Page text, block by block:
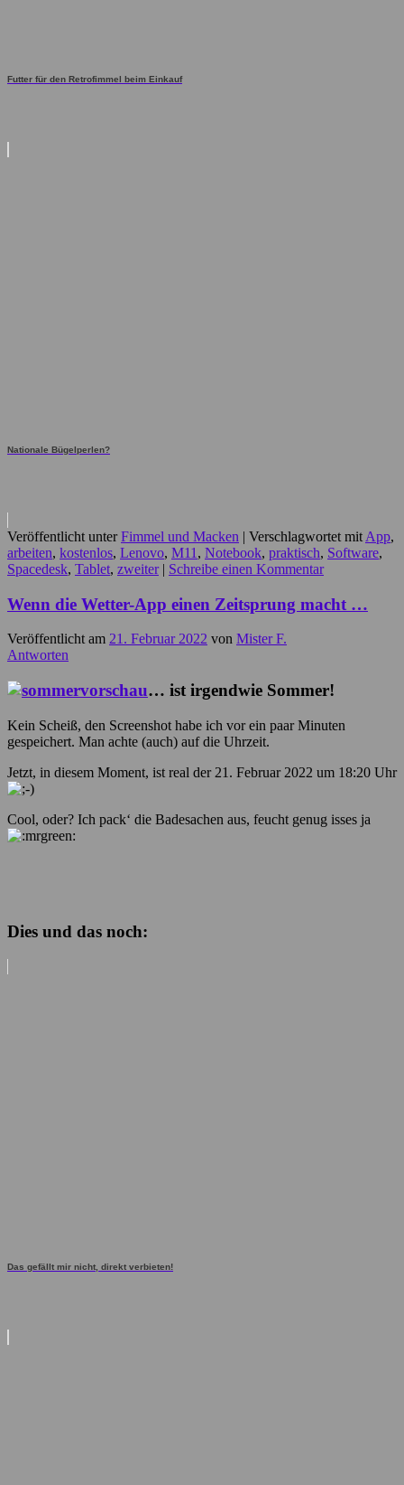
Futter für den Retrofimmel beim Einkauf
Nationale Bügelperlen?
Veröffentlicht unter Fimmel und Macken | Verschlagwortet mit App,
arbeiten, kostenlos, Lenovo, M11 , Notebook, praktisch, Software,
Spacedesk, Tablet, zweiter | Schreibe einen Kommentar
Wenn die Wetter-App einen Zeitsprung macht …
Veröffentlicht am 21. Februar 2022 von Mister F.
Antworten
… ist irgendwie Sommer!
Kein Scheiß, den Screenshot habe ich vor ein paar Minuten
gespeichert. Man achte (auch) auf die Uhrzeit.
Jetzt, in diesem Moment, ist real der 21. Februar 2022 um 18:20 Uhr
Cool, oder? Ich pack‘ die Badesachen aus, feucht genug isses ja
Dies und das noch:
Das gefällt mir nicht, direkt verbieten!